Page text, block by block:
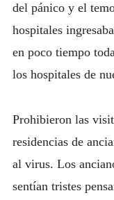
del pánico y el
hospitales
en poco tiempo
los hospitales de
Prohibieron las
residencias de
al virus. Los
sentían tristes